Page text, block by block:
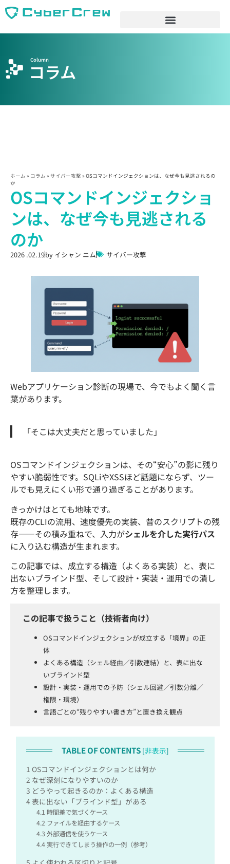
コラム
Column
ホーム » コラム » サイバー攻撃 » OSコマンドインジェクションは、なぜ今も見逃されるの
か
OSコマンドインジェクショ
ンは、なぜ今も見逃される
のか
2026 .02.19by イシャン ニム サイバー攻撃
Webアプリケーション診断の現場で、今でもよく聞く言
葉があります。
「そこは大丈夫だと思っていました」
OSコマンドインジェクションは、その“安心”の影に残り
やすい脆弱性です。SQLiやXSSほど話題にならず、ツー
ルでも見えにくい形で通り過ぎることがあります。
きっかけはとても地味です。
既存のCLIの流用、速度優先の実装、昔のスクリプトの残
存――その積み重ねで、入力がシェルを介した実行パス
に入り込む構造が生まれます。
この記事では、成立する構造（よくある実装）と、表に
出ないブラインド型、そして設計・実装・運用での潰し
方を整理します。
この記事で扱うこと（技術者向け）
OSコマンドインジェクションが成立する「境界」の正
体
よくある構造（シェル経由／引数連結）と、表に出な
いブラインド型
設計・実装・運用での予防（シェル回避／引数分離／
権限・環境）
言語ごとの“残りやすい書き方”と置き換え観点
TABLE OF CONTENTS [非表示]
1 OSコマンドインジェクションとは何か
2 なぜ深刻になりやすいのか
3 どうやって起きるのか：よくある構造
4 表に出ない「ブラインド型」がある
4.1 時間差で気づくケース
4.2 ファイルを経由するケース
4.3 外部通信を使うケース
4.4実行できてしまう操作の一例（参考）